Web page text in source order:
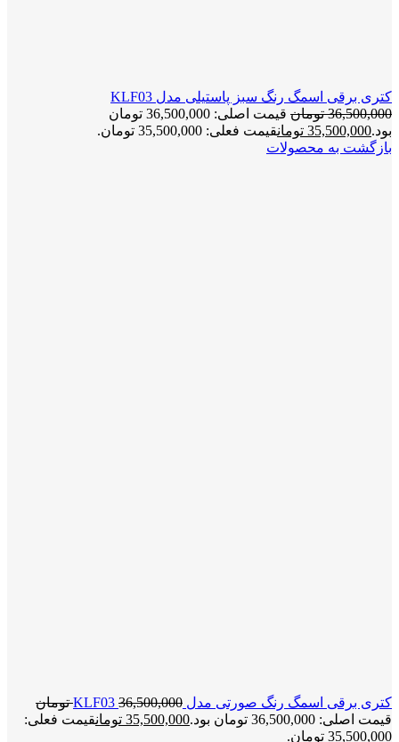
کتری برقی اسمگ رنگ سبز پاستیلی مدل KLF03
36,500,000 تومان
قیمت اصلی: 36,500,000 تومان
بود.35,500,000 تومانقیمت فعلی: 35,500,000 تومان.
بازگشت به محصولات
کتری برقی اسمگ رنگ صورتی مدل KLF03 36,500,000
تومان
قیمت اصلی: 36,500,000 تومان بود.
35,500,000 تومانقیمت فعلی:
35,500,000 تومان.